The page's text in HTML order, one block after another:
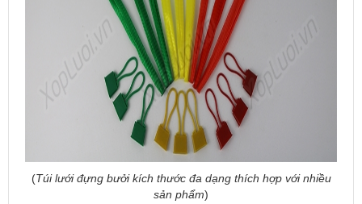
(Túi lưới đựng bưởi kích thước đa dạng thích hợp với nhiều
sản phẩm)